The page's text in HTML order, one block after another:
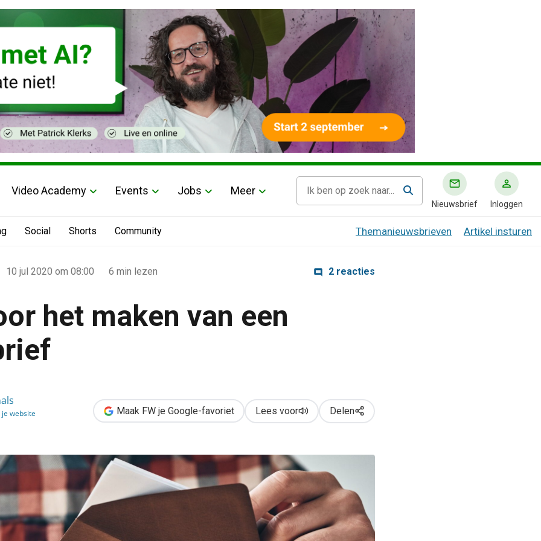
Video Academy Events Jobs Meer
Nieuwsbrief Inloggen
Social Shorts Community Themanieuwsbrieven Artikel insturen
10 jul 2020 om 08:00 6 min lezen 2 reacties
het maken van een
website Maak FW je Google-favoriet Lees voor Delen